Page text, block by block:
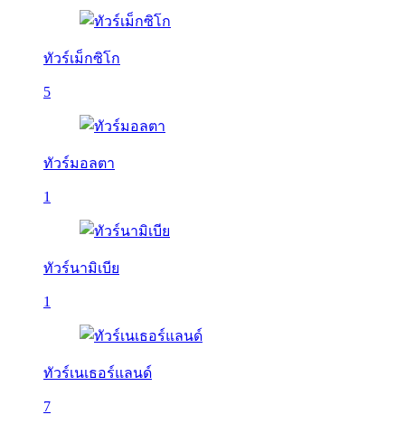
ทัวร์เม็กซิโก
5
ทัวร์มอลตา
1
ทัวร์นามิเบีย
1
ทัวร์เนเธอร์แลนด์
7